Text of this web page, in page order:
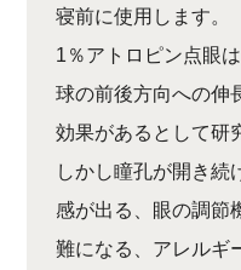
寝前に使用します。
1％アトロピン点眼
球の前後方向への伸
効果があるとして研
しかし瞳孔が開き続
感が出る、眼の調節
難になる、アレルギ